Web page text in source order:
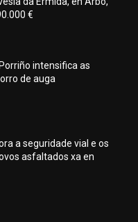
€
intensifica as
de auga
a seguridade vial e os
asfaltados xa en